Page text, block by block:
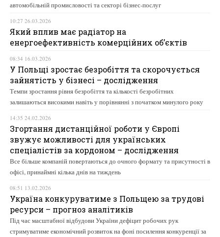
автомобільній промисловості та секторі бізнес-послуг
10:27 26.03.2026
Який вплив має радіатор на
енергоефективність комерційних об’єктів
08:34 16.03.2026
У Польщі зростає безробіття та скорочується
зайнятість у бізнесі – дослідження
Темпи зростання рівня безробіття та кількості безробітних
залишаються високими навіть у порівнянні з початком минулого року
14:35 24.02.2026
Згортання дистанційної роботи у Європі
звужує можливості для українських
спеціалістів за кордоном – дослідження
Все більше компаній повертаються до очного формату та присутності в
офісі, принаймні кілька днів на тиждень
08:51 13.02.2026
Україна конкуруватиме з Польщею за трудові
ресурси – прогноз аналітиків
Під час масштабної відбудови України дефіцит робочих рук
стримуватиме економічний розвиток на фоні посилення конкуренції за